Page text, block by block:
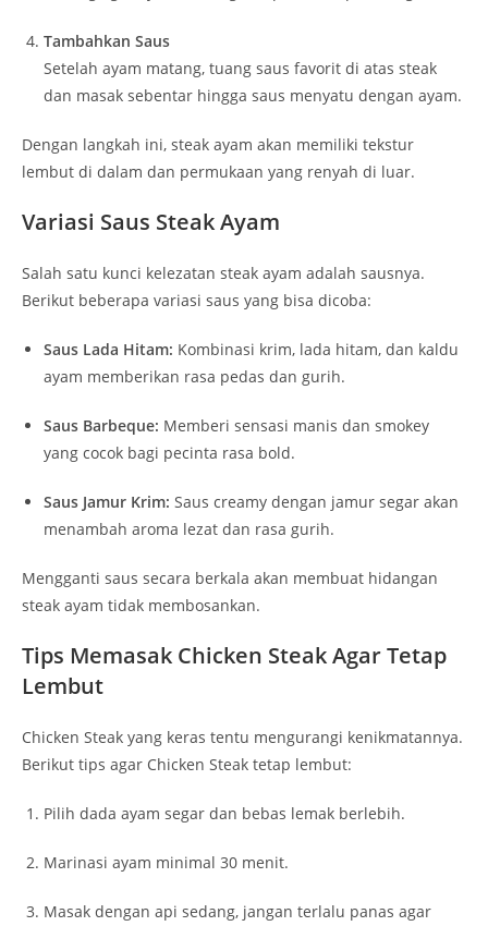
Tambahkan Saus
Setelah ayam matang, tuang saus favorit di atas steak
dan masak sebentar hingga saus menyatu dengan ayam.
Dengan langkah ini, steak ayam akan memiliki tekstur
lembut di dalam dan permukaan yang renyah di luar.
Variasi Saus Steak Ayam
Salah satu kunci kelezatan steak ayam adalah sausnya.
Berikut beberapa variasi saus yang bisa dicoba:
Saus Lada Hitam: Kombinasi krim, lada hitam, dan kaldu
ayam memberikan rasa pedas dan gurih.
Saus Barbeque: Memberi sensasi manis dan smokey
yang cocok bagi pecinta rasa bold.
Saus Jamur Krim: Saus creamy dengan jamur segar akan
menambah aroma lezat dan rasa gurih.
Mengganti saus secara berkala akan membuat hidangan
steak ayam tidak membosankan.
Tips Memasak Chicken Steak Agar Tetap
Lembut
Chicken Steak yang keras tentu mengurangi kenikmatannya.
Berikut tips agar Chicken Steak tetap lembut:
Pilih dada ayam segar dan bebas lemak berlebih.
Marinasi ayam minimal 30 menit.
Masak dengan api sedang, jangan terlalu panas agar